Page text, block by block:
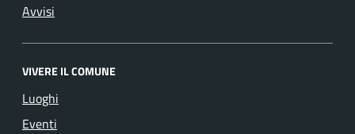
Avvisi
VIVERE IL COMUNE
Luoghi
Eventi